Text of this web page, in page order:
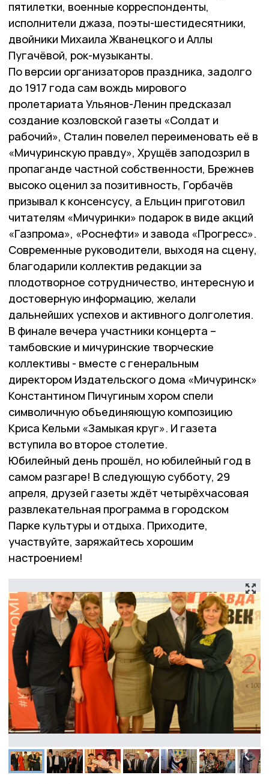
пятилетки, военные корреспонденты,
исполнители джаза, поэты-шестидесятники,
двойники Михаила Жванецкого и Аллы
Пугачёвой, рок-музыканты.
По версии организаторов праздника, задолго
до 1917 года сам вождь мирового
пролетариата Ульянов-Ленин предсказал
создание козловской газеты «Солдат и
рабочий», Сталин повелел переименовать её в
«Мичуринскую правду», Хрущёв заподозрил в
пропаганде частной собственности, Брежнев
высоко оценил за позитивность, Горбачёв
призывал к консенсусу, а Ельцин приготовил
читателям «Мичуринки» подарок в виде акций
«Газпрома», «Роснефти» и завода «Прогресс».
Современные руководители, выходя на сцену,
благодарили коллектив редакции за
плодотворное сотрудничество, интересную и
достоверную информацию, желали
дальнейших успехов и активного долголетия.
В финале вечера участники концерта –
тамбовские и мичуринские творческие
коллективы - вместе с генеральным
директором Издательского дома «Мичуринск»
Константином Пичугиным хором спели
символичную объединяющую композицию
Криса Кельми «Замыкая круг». И газета
вступила во второе столетие.
Юбилейный день прошёл, но юбилейный год в
самом разгаре! В следующую субботу, 29
апреля, друзей газеты ждёт четырёхчасовая
развлекательная программа в городском
Парке культуры и отдыха. Приходите,
участвуйте, заряжайтесь хорошим
настроением!